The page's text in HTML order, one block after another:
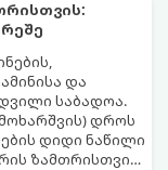
და
საბადოა.
დროს
დიდი ნაწილი
ზამთრისთვის